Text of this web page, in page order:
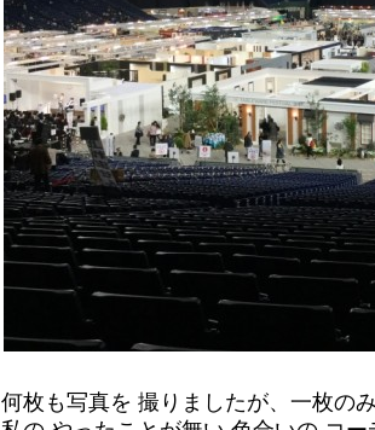
何枚も写真を 撮りましたが、一枚の